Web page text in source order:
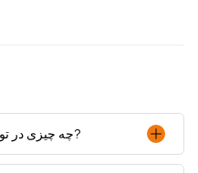
چه چیزی در تور آبی کاپادوکیا گنجانده شده است؟?